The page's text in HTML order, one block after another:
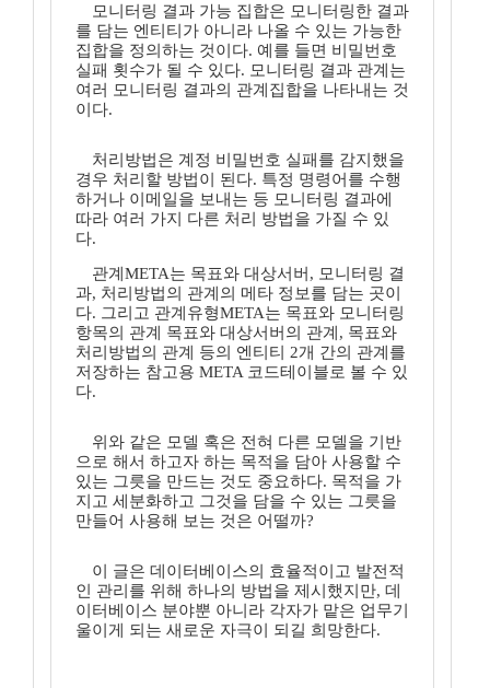
모니터링 결과 가능 집합은 모니터링한 결과
를 담는 엔티티가 아니라 나올 수 있는 가능한
집합을 정의하는 것이다. 예를 들면 비밀번호
실패 횟수가 될 수 있다. 모니터링 결과 관계는
여러 모니터링 결과의 관계집합을 나타내는 것
이다.
처리방법은 계정 비밀번호 실패를 감지했을
경우 처리할 방법이 된다. 특정 명령어를 수행
하거나 이메일을 보내는 등 모니터링 결과에
따라 여러 가지 다른 처리 방법을 가질 수 있
다.
관계META는 목표와 대상서버, 모니터링 결
과, 처리방법의 관계의 메타 정보를 담는 곳이
다. 그리고 관계유형META는 목표와 모니터링
항목의 관계 목표와 대상서버의 관계, 목표와
처리방법의 관계 등의 엔티티 2개 간의 관계를
저장하는 참고용 META 코드테이블로 볼 수 있
다.
위와 같은 모델 혹은 전혀 다른 모델을 기반
으로 해서 하고자 하는 목적을 담아 사용할 수
있는 그릇을 만드는 것도 중요하다. 목적을 가
지고 세분화하고 그것을 담을 수 있는 그릇을
만들어 사용해 보는 것은 어떨까?
이 글은 데이터베이스의 효율적이고 발전적
인 관리를 위해 하나의 방법을 제시했지만, 데
이터베이스 분야뿐 아니라 각자가 맡은 업무기
울이게 되는 새로운 자극이 되길 희망한다.